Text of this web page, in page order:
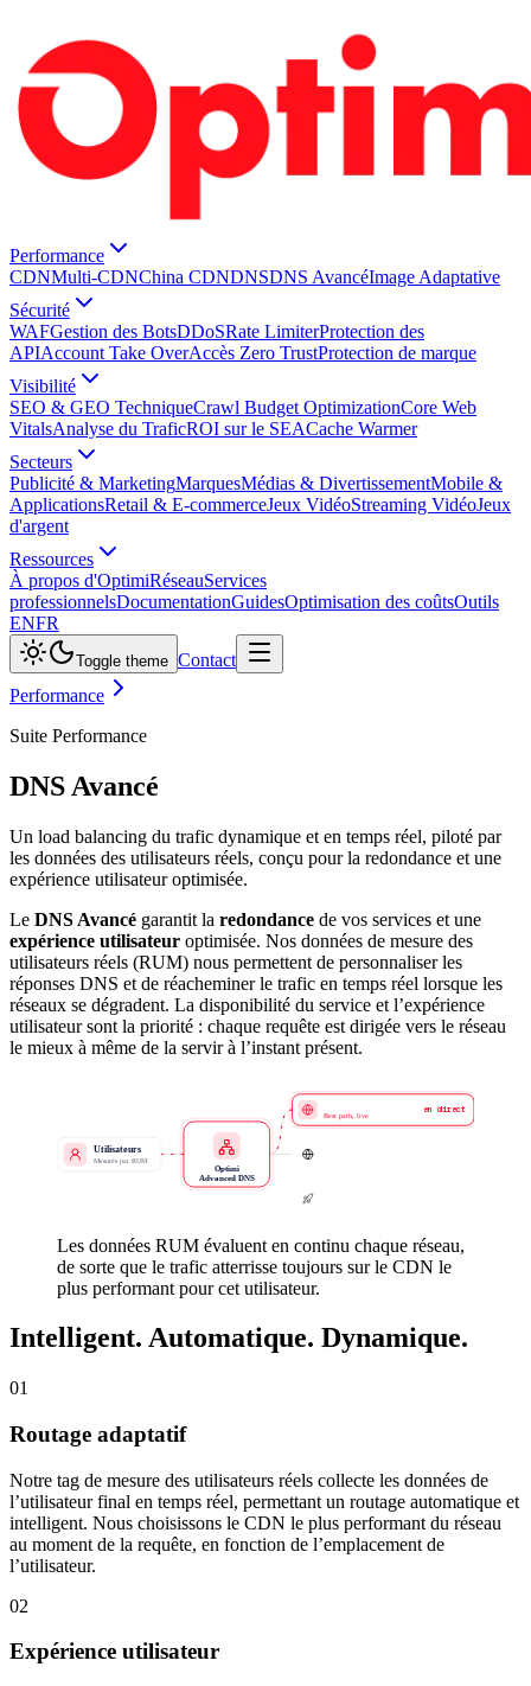
Performance
CDNMulti-CDNChina CDNDNSDNS AvancéImage Adaptative
Sécurité
WAFGestion des BotsDDoSRate LimiterProtection des
APIAccount Take OverAccès Zero TrustProtection de marque
Visibilité
SEO & GEO TechniqueCrawl Budget OptimizationCore Web
VitalsAnalyse du TraficROI sur le SEACache Warmer
Secteurs
Publicité & MarketingMarquesMédias & DivertissementMobile &
ApplicationsRetail & E-commerceJeux VidéoStreaming VidéoJeux
d'argent
Ressources
À propos d'OptimiRéseauServices
professionnelsDocumentationGuidesOptimisation des coûtsOutils
ENFR
Toggle theme Contact
Performance
Suite Performance
DNS Avancé
Un load balancing du trafic dynamique et en temps réel, piloté par
les données des utilisateurs réels, conçu pour la redondance et une
expérience utilisateur optimisée.
Le DNS Avancé garantit la redondance de vos services et une
expérience utilisateur optimisée. Nos données de mesure des
utilisateurs réels (RUM) nous permettent de personnaliser les
réponses DNS et de réacheminer le trafic en temps réel lorsque les
réseaux se dégradent. La disponibilité du service et l’expérience
utilisateur sont la priorité : chaque requête est dirigée vers le réseau
le mieux à même de la servir à l’instant présent.
Utilisateurs
Mesurés par RUM
Best path, live
en direct
Optimi
Advanced DNS
Les données RUM évaluent en continu chaque réseau,
de sorte que le trafic atterrisse toujours sur le CDN le
plus performant pour cet utilisateur.
Intelligent. Automatique. Dynamique.
01
Routage adaptatif
Notre tag de mesure des utilisateurs réels collecte les données de
l’utilisateur final en temps réel, permettant un routage automatique et
intelligent. Nous choisissons le CDN le plus performant du réseau
au moment de la requête, en fonction de l’emplacement de
l’utilisateur.
02
Expérience utilisateur